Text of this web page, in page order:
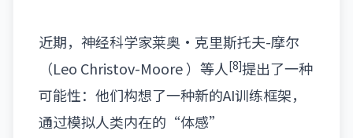
近期，神经科学家莱奥·克里斯托夫-摩尔
（Leo Christov-Moore ） 等人[8]提出了一种
可能性：他们构想了一种新的AI训练框架，
通过模拟人类内在的“体感”